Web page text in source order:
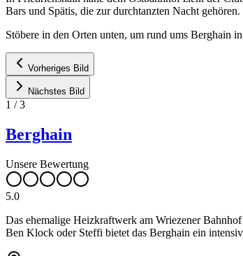
Bars und Spätis, die zur durchtanzten Nacht
Stöbere in den Orten unten, um rund ums Berghain
Vorheriges Bild
Nächstes Bild
1 /3
Berghain
Unsere Bewertung
5.0
Das ehemalige Heizkraftwerk am Wriezener
Ben Klock oder Steffi bietet das Berghain ein